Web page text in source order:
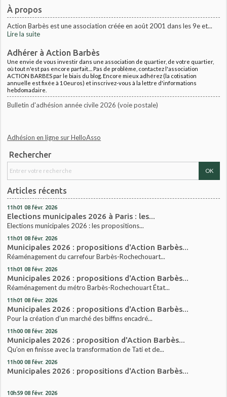
À propos
Action Barbès est une association créée en août 2001 dans les 9e et...
Lire la suite
Adhérer à Action Barbès
Une envie de vous investir dans une association de quartier, de votre quartier,
où tout n'est pas encore parfait.... Pas de problème, contactez l'association
ACTION BARBES par le biais du blog. Encore mieux adhérez (la cotisation
annuelle est fixée à 10euros) et inscrivez-vous à la lettre d'informations
hebdomadaire.
Bulletin d'adhésion année civile 2026 (voie postale)
Adhésion en ligne sur HelloAsso
Rechercher
Articles récents
11h01 08 févr. 2026
Elections municipales 2026 à Paris : les...
Elections municipales 2026 : les propositions...
11h01 08 févr. 2026
Municipales 2026 : propositions d'Action Barbès...
Réaménagement du carrefour Barbès-Rochechouart...
11h01 08 févr. 2026
Municipales 2026 : propositions d'Action Barbès...
Réaménagement du métro Barbès-Rochechouart État...
11h01 08 févr. 2026
Municipales 2026 : propositions d'Action Barbès...
Pour la création d’un marché des biffins encadré...
11h00 08 févr. 2026
Municipales 2026 : proposition d'Action Barbès...
Qu’on en finisse avec la transformation de Tati et de...
11h00 08 févr. 2026
Municipales 2026 : propositions d'Action Barbès...
10h59 08 févr. 2026